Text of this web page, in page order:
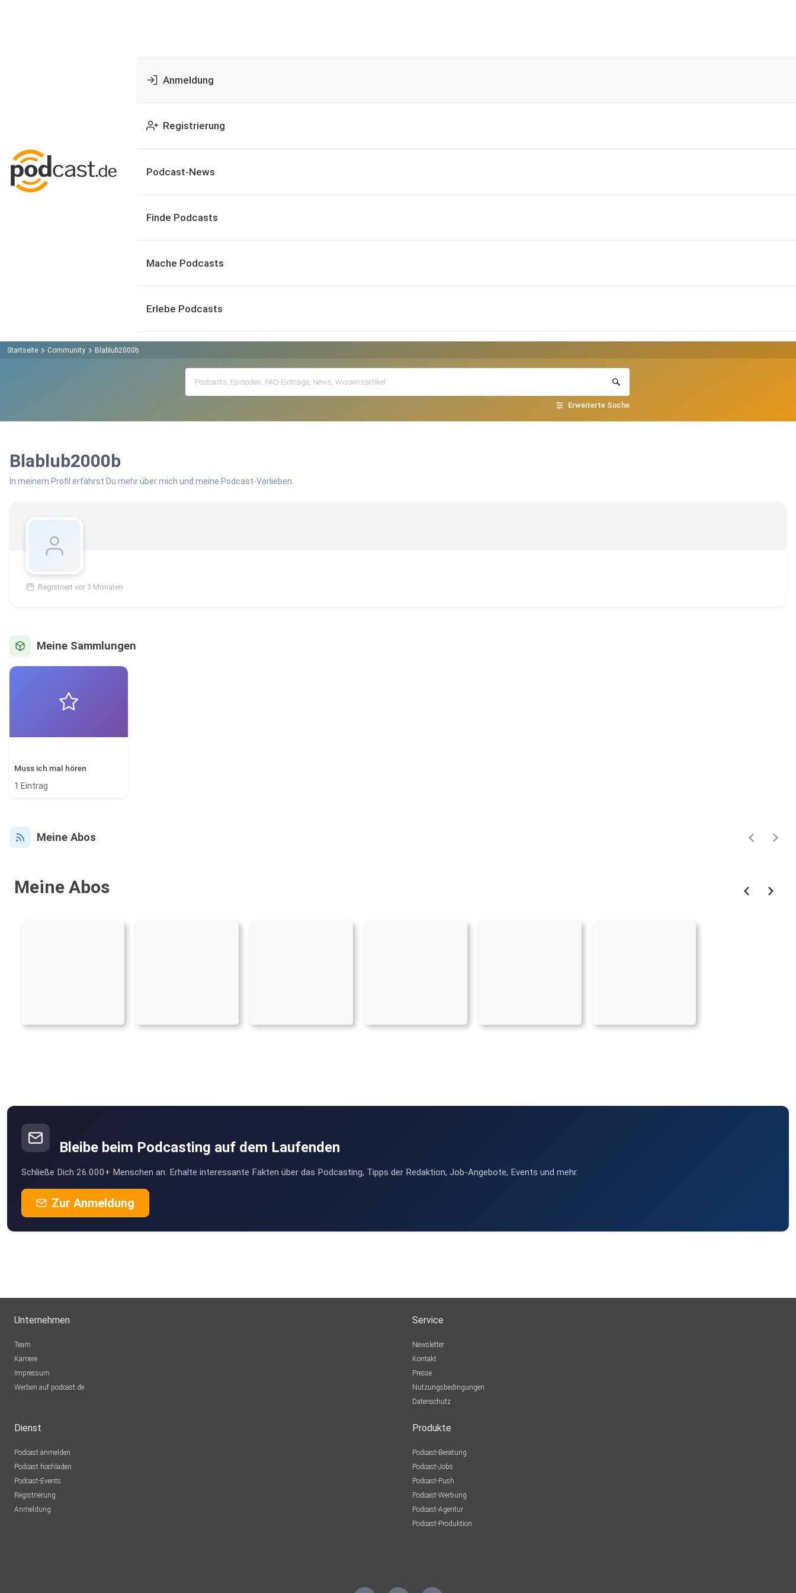
Anmeldung
Registrierung
Podcast-News
Finde Podcasts
Mache Podcasts
Erlebe Podcasts
Startseite Community Blablub2000b
Erweiterte Suche
Blablub2000b
In meinem Profil erfährst Du mehr über mich und meine Podcast-Vorlieben.
Registriert vor 3 Monaten
Meine Sammlungen
Muss ich mal hören
1 Eintrag
Meine Abos
Meine Abos
Bleibe beim Podcasting auf dem Laufenden
Schließe Dich 26.000+ Menschen an. Erhalte interessante Fakten über das Podcasting, Tipps der Redaktion, Job-Angebote, Events und mehr.
Zur Anmeldung
Unternehmen
Team
Karriere
Impressum
Werben auf podcast.de
Service
Newsletter
Kontakt
Presse
Nutzungsbedingungen
Datenschutz
Dienst
Podcast anmelden
Podcast hochladen
Podcast-Events
Registrierung
Anmeldung
Produkte
Podcast-Beratung
Podcast-Jobs
Podcast-Push
Podcast-Werbung
Podcast-Agentur
Podcast-Produktion